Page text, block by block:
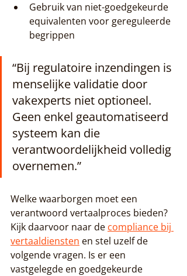
Gebruik van niet-goedgekeurde
equivalenten voor gereguleerde
begrippen
“Bij regulatoire inzendingen is
menselijke validatie door
vakexperts niet optioneel.
Geen enkel geautomatiseerd
systeem kan die
verantwoordelijkheid volledig
overnemen.”
Welke waarborgen moet een
verantwoord vertaalproces bieden?
Kijk daarvoor naar de compliance bij
vertaaldiensten en stel uzelf de
volgende vragen. Is er een
vastgelegde en goedgekeurde